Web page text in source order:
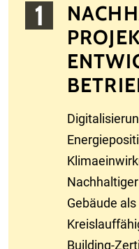
Gebäude
Building-